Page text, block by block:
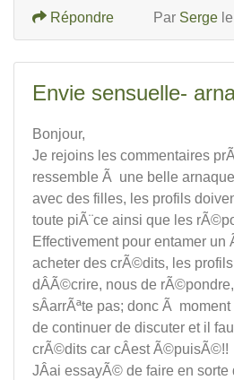
Par Serge
Répondre
Envie sensuelle-
Bonjour,
Je rejoins les commentaires
ressemble Ã une belle
avec des filles, les profils
toute piÃ¨ce ainsi que les
Effectivement pour entamer un
acheter des crÃ©dits, les
dÂÃ©crire, nous de
sÂarrÃªte pas; donc Ã
de continuer de discuter et il
crÃ©dits car cÂest Ã©puisÃ©!!
JÂai essayÃ© de faire en sorte